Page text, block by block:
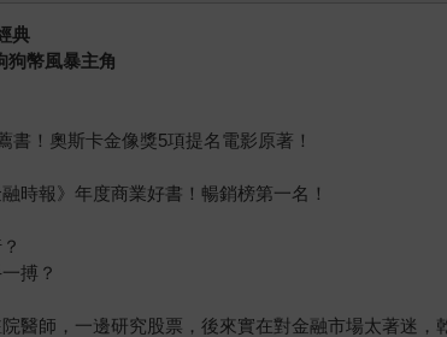
典
狗幣風暴主角
！奧斯卡金像獎5項提名電影原著！
時報》年度商業好書！暢銷榜第一名！
搏？
醫師，一邊研究股票，後來實在對金融市場太著迷，